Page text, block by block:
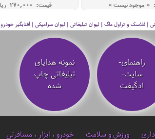
« موجود نیست »
قیمت: 270,000 ريال
و تراول ماگ | لیوان تبلیغاتی | لیوان سرامیکی | آفتابگیر خودرو
راهنمای-
سایت-
ادگیفت
نمونه هدایای
تبلیغاتی چاپ
شده
ورزش و سلامت خودرو ، ابزار ، مسافرتی